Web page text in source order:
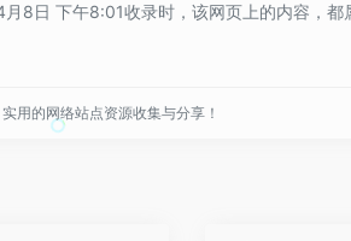
8日 下午8:01收录时，该网页上的内容，
用的网络站点资源收集与分享！